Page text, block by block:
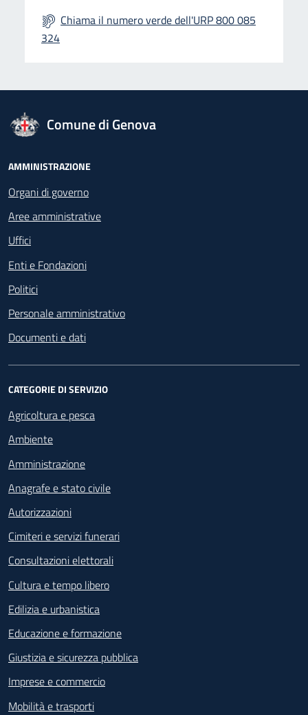
Chiama il numero verde dell'URP 800 085
324
logo Unione Europea
Comune di Genova
Footer - Navigazione
AMMINISTRAZIONE
Organi di governo
Aree amministrative
Uffici
Enti e Fondazioni
Politici
Personale amministrativo
Documenti e dati
CATEGORIE DI SERVIZIO
Agricoltura e pesca
Ambiente
Amministrazione
Anagrafe e stato civile
Autorizzazioni
Cimiteri e servizi funerari
Consultazioni elettorali
Cultura e tempo libero
Edilizia e urbanistica
Educazione e formazione
Giustizia e sicurezza pubblica
Imprese e commercio
Mobilità e trasporti